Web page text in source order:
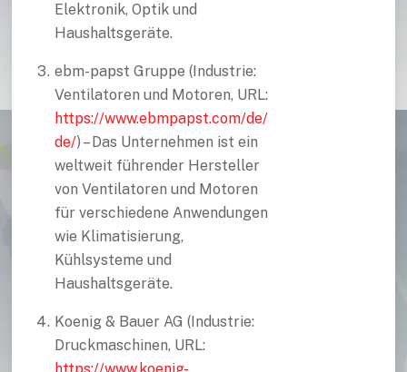
Elektronik, Optik und
Haushaltsgeräte.
ebm-papst Gruppe (Industrie:
Ventilatoren und Motoren, URL:
https://www.ebmpapst.com/de/
de/) – Das Unternehmen ist ein
weltweit führender Hersteller
von Ventilatoren und Motoren
für verschiedene Anwendungen
wie Klimatisierung,
Kühlsysteme und
Haushaltsgeräte.
Koenig & Bauer AG (Industrie:
Druckmaschinen, URL: